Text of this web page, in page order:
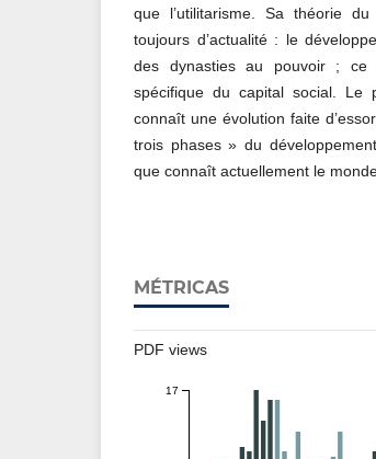
que l’utilitarisme. Sa théorie
toujours d’actualité : le
des dynasties au pouvoir ; ce
spécifique du capital social. Le
connaît une évolution faite
trois phases » du
que connaît actuellement le
MÉTRICAS
PDF views
17